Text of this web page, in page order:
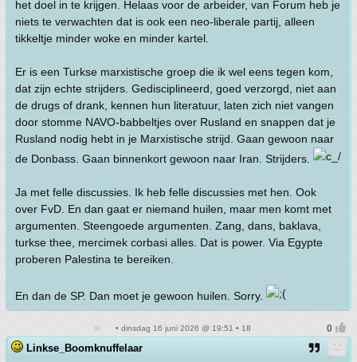
het doel in te krijgen. Helaas voor de arbeider, van Forum heb je
niets te verwachten dat is ook een neo-liberale partij, alleen
tikkeltje minder woke en minder kartel.
Er is een Turkse marxistische groep die ik wel eens tegen kom,
dat zijn echte strijders. Gedisciplineerd, goed verzorgd, niet aan
de drugs of drank, kennen hun literatuur, laten zich niet vangen
door stomme NAVO-babbeltjes over Rusland en snappen dat je
Rusland nodig hebt in je Marxistische strijd. Gaan gewoon naar
de Donbass. Gaan binnenkort gewoon naar Iran. Strijders.
Ja met felle discussies. Ik heb felle discussies met hen. Ook
over FvD. En dan gaat er niemand huilen, maar men komt met
argumenten. Steengoede argumenten. Zang, dans, baklava,
turkse thee, mercimek corbasi alles. Dat is power. Via Egypte
proberen Palestina te bereiken.
En dan de SP. Dan moet je gewoon huilen. Sorry.
• dinsdag 16 juni 2026 @ 19:51 • 18
Linkse_Boomknuffelaar